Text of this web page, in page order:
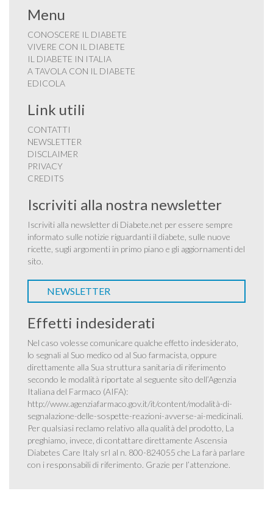
Menu
CONOSCERE IL DIABETE
VIVERE CON IL DIABETE
IL DIABETE IN ITALIA
A TAVOLA CON IL DIABETE
EDICOLA
Link utili
CONTATTI
NEWSLETTER
DISCLAIMER
PRIVACY
CREDITS
Iscriviti alla nostra newsletter
Iscriviti alla newsletter di Diabete.net per essere sempre
informato sulle notizie riguardanti il diabete, sulle nuove
ricette, sugli argomenti in primo piano e gli aggiornamenti del
sito.
NEWSLETTER
Effetti indesiderati
Nel caso volesse comunicare qualche effetto indesiderato,
lo segnali al Suo medico od al Suo farmacista, oppure
direttamente alla Sua struttura sanitaria di riferimento
secondo le modalità riportate al seguente sito dell’Agenzia
Italiana del Farmaco (AIFA):
http://www.agenziafarmaco.gov.it/it/content/modalità-di-
segnalazione-delle-sospette-reazioni-avverse-ai-medicinali.
Per qualsiasi reclamo relativo alla qualità del prodotto, La
preghiamo, invece, di contattare direttamente Ascensia
Diabetes Care Italy srl al n. 800-824055 che La farà parlare
con i responsabili di riferimento. Grazie per l’attenzione.